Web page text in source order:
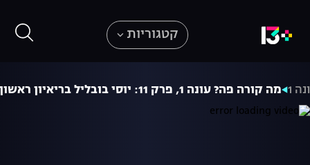
קטגוריות
1 מה קורה פה? עונה 1, פרק 11: יוסי בובליל בריאיון ראשון